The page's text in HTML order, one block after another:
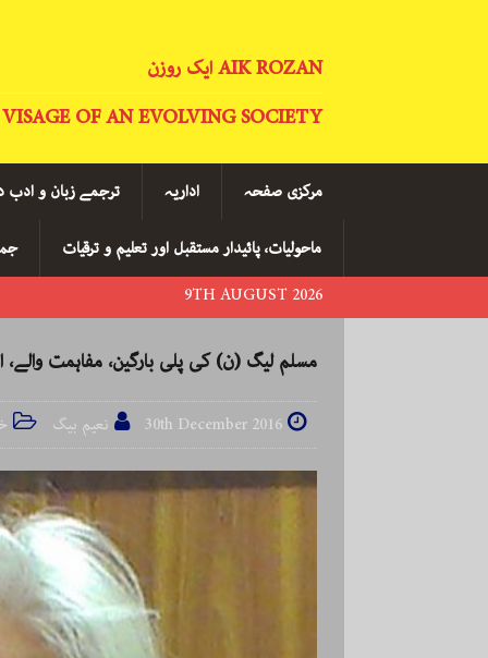
AIK ROZAN ایک روزن
OF AN EVOLVING SOCIETY
مرکزی صفحہ اداریہ ترجمے زبان و ادب
ماحولیات، پائیدار مستقبل اور تعلیم و ترقیات
9TH AUGUST 2026
مسلم لیگ (ن) کی پلی بارگین، مفاہمت والے،
30th December 2016 نعیم بیگ